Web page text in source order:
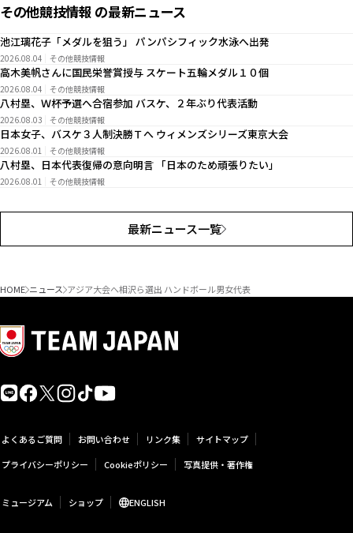
その他競技情報 の最新ニュース
池江璃花子「メダルを狙う」 パンパシフィック水泳へ出発
2026.08.04 その他競技情報
高木美帆さんに国民栄誉賞授与 スケート五輪メダル１０個
2026.08.04 その他競技情報
八村塁、Ｗ杯予選へ合宿参加 バスケ、２年ぶり代表活動
2026.08.03 その他競技情報
日本女子、バスケ３人制決勝Ｔへ ウィメンズシリーズ東京大会
2026.08.01 その他競技情報
八村塁、日本代表復帰の意向明言 「日本のため頑張りたい」
2026.08.01 その他競技情報
最新ニュース一覧
HOME ニュース アジア大会へ相沢ら選出 ハンドボール男女代表
よくあるご質問 お問い合わせ リンク集
サイトマップ
プライバシーポリシー
Cookieポリシー 写真提供・著作権
ミュージアム ショップ ENGLISH